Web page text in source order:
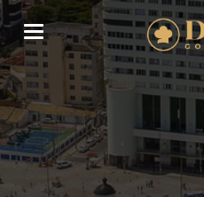
Toggle navigation